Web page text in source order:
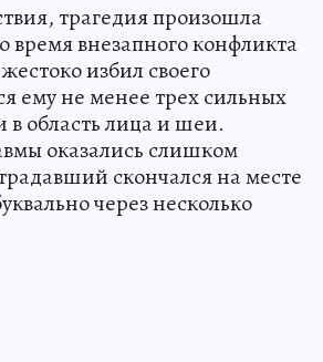
трагедия произошла
время внезапного конфликта
избил своего
ему не менее трех сильных
в область лица и шеи.
оказались слишком
скончался на месте
через несколько